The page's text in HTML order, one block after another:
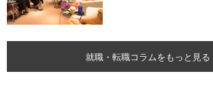
就職・転職コラムをもっと見る